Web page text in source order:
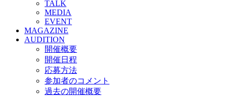
TALK
MEDIA
EVENT
MAGAZINE
AUDITION
開催概要
開催日程
応募方法
参加者のコメント
過去の開催概要